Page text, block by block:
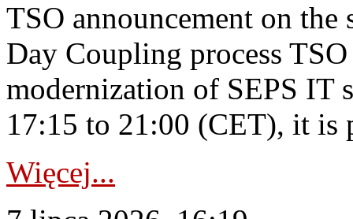
TSO announcement on
Day Coupling process
modernization of SEPS IT
17:15 to 21:00 (CET), it is
Więcej...